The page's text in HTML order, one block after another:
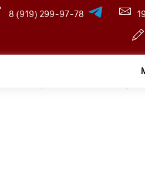
8 (919) 299-97-78